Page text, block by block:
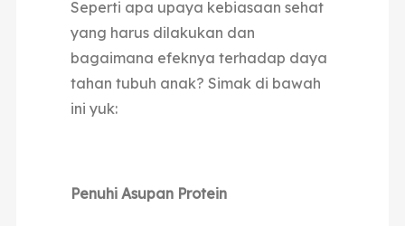
Seperti apa upaya kebiasaan sehat
yang harus dilakukan dan
bagaimana efeknya terhadap daya
tahan tubuh anak? Simak di bawah
ini yuk:
Penuhi Asupan Protein